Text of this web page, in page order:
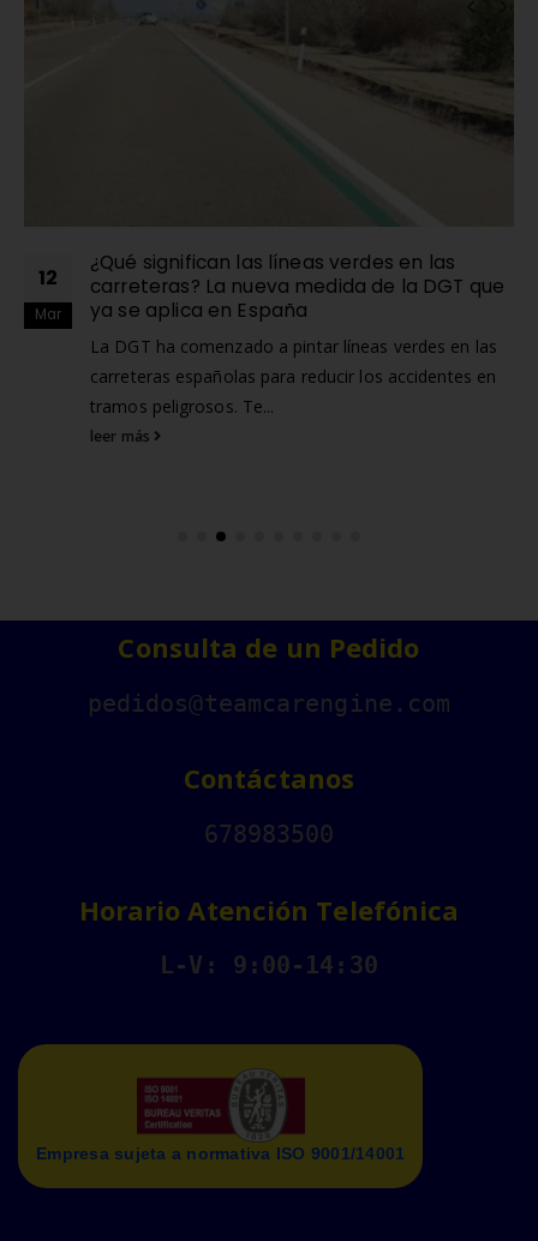
12
Mar
¿Qué significan las líneas verdes en las
carreteras? La nueva medida de la DGT que
ya se aplica en España
La DGT ha comenzado a pintar líneas verdes en las
carreteras españolas para reducir los accidentes en
tramos peligrosos. Te...
leer más
Consulta de un Pedido
pedidos@teamcarengine.com
Contáctanos
678983500
Horario Atención Telefónica
L-V: 9:00-14:30
Empresa sujeta a normativa ISO 9001/14001